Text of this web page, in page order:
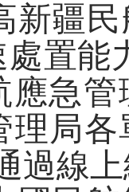
疆民
置能
應急
理局
過線